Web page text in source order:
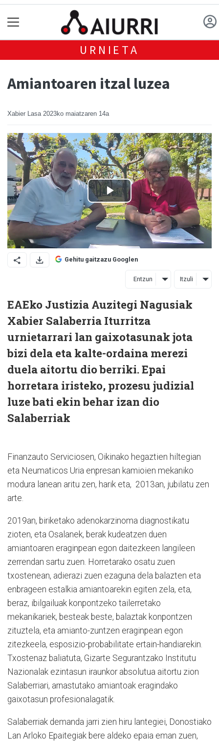
URNIETA
Amiantoaren itzal luzea
Xabier Lasa 2023ko maiatzaren 14a
Gehitu gaitzazu Googlen
Entzun Itzuli
EAEko Justizia Auzitegi Nagusiak
Xabier Salaberria Iturritza
urnietarrari lan gaixotasunak jota
bizi dela eta kalte-ordaina merezi
duela aitortu dio berriki. Epai
horretara iristeko, prozesu judizial
luze bati ekin behar izan dio
Salaberriak
Finanzauto Serviciosen, Oikinako hegaztien hiltegian
eta Neumaticos Uria enpresan kamioien mekaniko
modura lanean aritu zen, harik eta, 2013an, jubilatu zen
arte.
2019an, biriketako adenokarzinoma diagnostikatu
zioten, eta Osalanek, berak kudeatzen duen
amiantoaren eraginpean egon daitezkeen langileen
zerrendan sartu zuen. Horretarako osatu zuen
txostenean, adierazi zuen ezaguna dela balazten eta
enbrageen estalkia amiantoarekin egiten zela, eta,
beraz, ibilgailuak konpontzeko tailerretako
mekanikariek, besteak beste, balaztak konpontzen
zituztela, eta amianto-zuntzen eraginpean egon
zitezkeela, esposizio-probabilitate ertain-handiarekin.
Txostenaz baliatuta, Gizarte Segurantzako Institutu
Nazionalak ezintasun iraunkor absolutua aitortu zion
Salaberriari, arnastutako amiantoak eragindako
gaixotasun profesionalagatik.
Salaberriak demanda jarri zien hiru lantegiei, Donostiako
Lan Arloko Epaitegiak bere aldeko epaia eman zuen,